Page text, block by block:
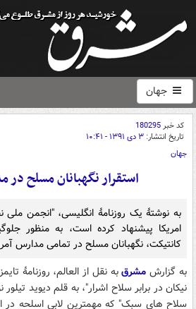
جهان
کد خبر180295
تاریخ انتشار: ۳ دی ۱۳۹۱ - ۱۰:۴۱
جهان
استقرار نگهبانان مسلح در
به نوشتۀ یک روزنامۀ انگلیسی، "انجمن
امریکا پیشنهاد کرده است، به منظور
کانتیکت، نگهبانان مسلح در تمامی مدارس
به گزارش مشرقبه نقل از العالم، روزنامۀ
نیکان در برابر سلاح اشرار"، به قلم دیوید
سلاح های سبک" که مهمترین لابی اسلحه در